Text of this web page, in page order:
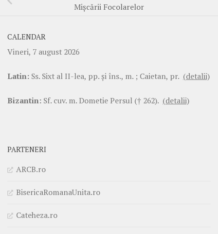
Mişcării Focolarelor
CALENDAR
Vineri, 7 august 2026
Latin: Ss. Sixt al II-lea, pp. şi îns., m. ; Caietan, pr. (detalii)
Bizantin: Sf. cuv. m. Dometie Persul († 262). (detalii)
PARTENERI
ARCB.ro
BisericaRomanaUnita.ro
Cateheza.ro